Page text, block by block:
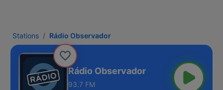
Stations Rádio Observador
Rádio Observador
93.7 FM